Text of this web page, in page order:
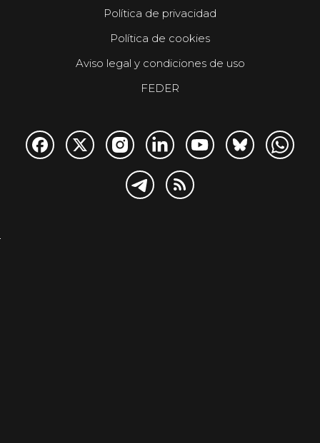
Política de privacidad
Política de cookies
Aviso legal y condiciones de uso
FEDER